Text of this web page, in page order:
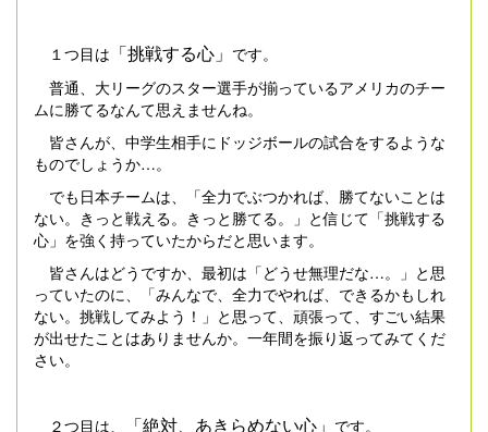
１つ目は 「挑戦する心」 です。
普通、大リーグのスター選手が揃っているアメリカのチー
ムに勝てるなんて思えませんね。
皆さんが、中学生相手にドッジボールの試合をするような
ものでしょうか…。
でも日本チームは、「全力でぶつかれば、勝てないことは
ない。きっと戦える。きっと勝てる。」と信じて「挑戦する
心」を強く持っていたからだと思います。
皆さんはどうですか、最初は「どうせ無理だな…。」と思
っていたのに、「みんなで、全力でやれば、できるかもしれ
ない。挑戦してみよう！」と思って、頑張って、すごい結果
が出せたことはありませんか。一年間を振り返ってみてくだ
さい。
２つ目は、 「絶対、あきらめない心」 です。